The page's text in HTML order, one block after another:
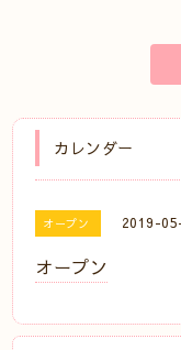
カレンダー
オープン 2019-
オープン